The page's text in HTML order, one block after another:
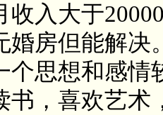
收入大于
婚房但能解
个思想和感情
书，喜欢艺术